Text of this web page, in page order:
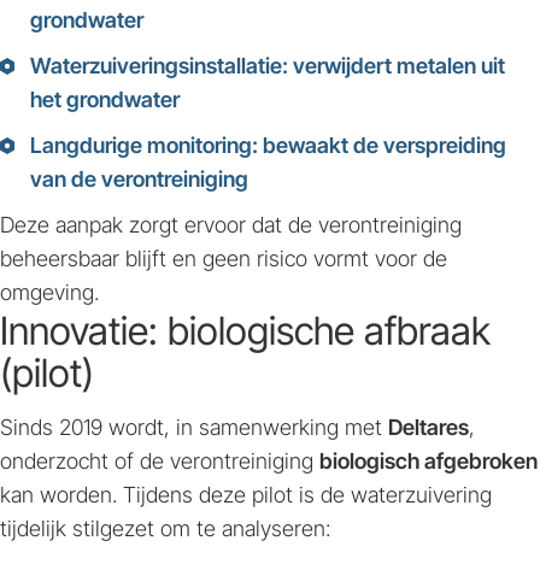
grondwater
Waterzuiveringsinstallatie: verwijdert metalen uit
het grondwater
Langdurige monitoring: bewaakt de verspreiding
van de verontreiniging
Deze aanpak zorgt ervoor dat de verontreiniging
beheersbaar blijft en geen risico vormt voor de
omgeving.
Innovatie: biologische afbraak
(pilot)
Sinds 2019 wordt, in samenwerking met Deltares,
onderzocht of de verontreiniging biologisch afgebroken
kan worden. Tijdens deze pilot is de waterzuivering
tijdelijk stilgezet om te analyseren: